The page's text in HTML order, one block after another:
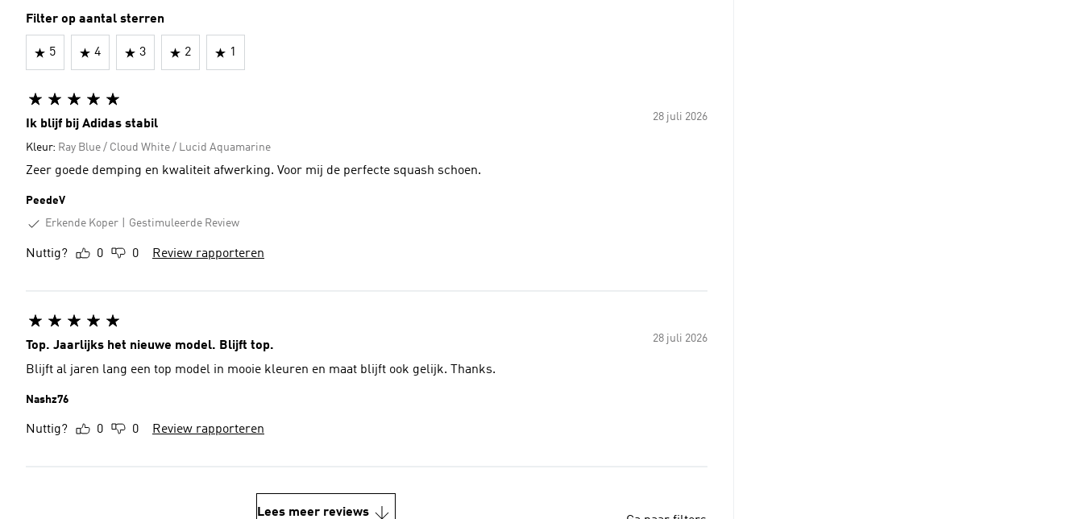
Filter op aantal sterren
5 4 3 2 1
28 juli 2026
Ik blijf bij Adidas stabil
Kleur: Ray Blue / Cloud White / Lucid Aquamarine
Zeer goede demping en kwaliteit afwerking. Voor mij de perfecte squash schoen.
PeedeV
Erkende Koper
Gestimuleerde Review
Nuttig? 0 0 Review rapporteren
28 juli 2026
Top. Jaarlijks het nieuwe model. Blijft top.
Blijft al jaren lang een top model in mooie kleuren en maat blijft ook gelijk. Thanks.
Nashz76
Nuttig? 0 0 Review rapporteren
Lees meer reviews